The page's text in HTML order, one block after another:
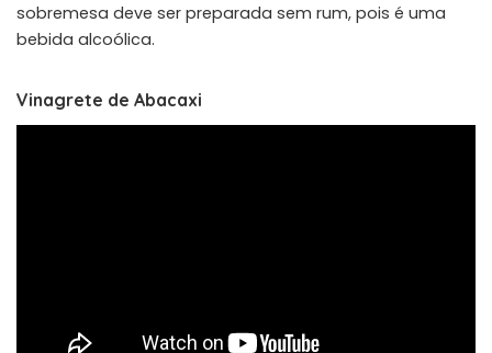
sobremesa deve ser preparada sem rum, pois é uma
bebida alcoólica.
Vinagrete de Abacaxi